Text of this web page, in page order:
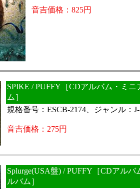
音吉価格：825円
SPIKE / PUFFY［CDアルバム・ミニ
ム］
規格番号：ESCB-2174、ジャンル：J-
音吉価格：275円
Splurge(USA盤) / PUFFY［CDアルバ
ルバム］